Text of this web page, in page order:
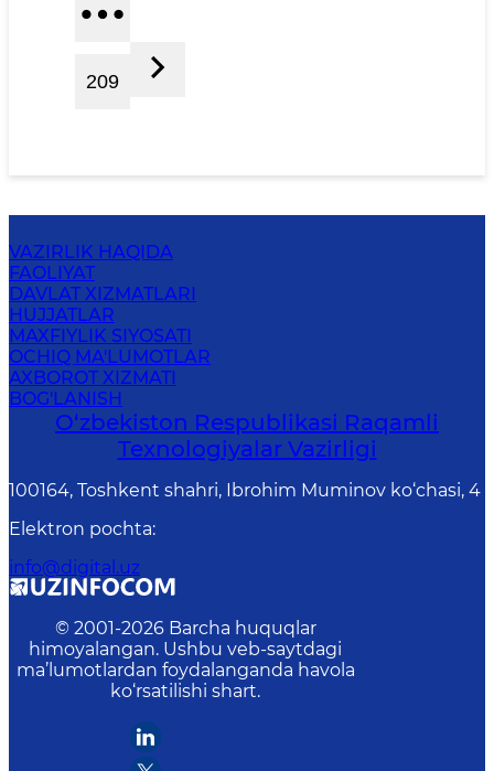
209
VAZIRLIK HAQIDA
FAOLIYAT
DAVLAT XIZMATLARI
HUJJATLAR
MAXFIYLIK SIYOSATI
OCHIQ MA'LUMOTLAR
AXBOROT XIZMATI
BOG'LANISH
O‘zbekiston Respublikasi Raqamli
Texnologiyalar Vazirligi
100164, Toshkent shahri, Ibrohim Muminov ko‘chasi, 4
Elektron pochta:
info@digital.uz
© 2001-2026 Barcha huquqlar
himoyalangan. Ushbu veb-saytdagi
ma’lumotlardan foydalanganda havola
ko‘rsatilishi shart.